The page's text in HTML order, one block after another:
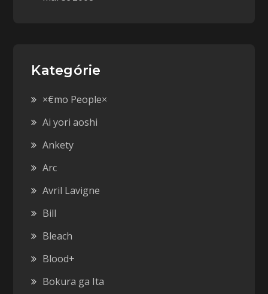
Kategórie
×€mo People×
Ai yori aoshi
Ankety
Arc
Avril Lavigne
Bill
Bleach
Blood+
Bokura ga Ita